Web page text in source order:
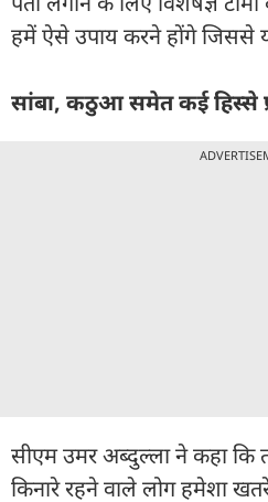
हमें ऐसे उपाय करने होंगे जिससे
सांबा, कठुआ समेत कई हिस्से
सीएम उमर अब्दुल्ला ने कहा कि
किनारे रहने वाले लोग हमेशा